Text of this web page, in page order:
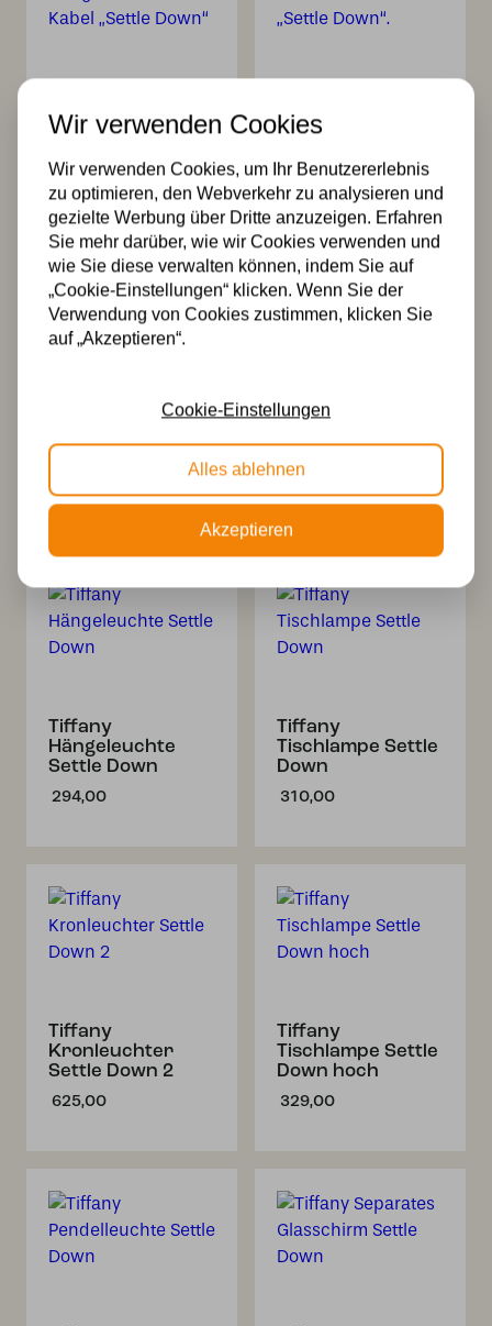
Hängeleuchte am
Kabel „Settle
Down“
294,00
Deckenleuchte
„Settle Down“.
321,00
Deckenleuchte
308,00
3 x Tiffany Settle
Down auf
Deckenbalken
932,00
Tiffany
Hängeleuchte
Settle Down
294,00
Tiffany
Tischlampe Settle
Down
310,00
Tiffany
Kronleuchter
Settle Down 2
625,00
Tiffany
Tischlampe Settle
Down hoch
329,00
Wir verwenden Cookies
Wir verwenden Cookies, um Ihr Benutzererlebnis
zu optimieren, den Webverkehr zu analysieren und
gezielte Werbung über Dritte anzuzeigen. Erfahren
Sie mehr darüber, wie wir Cookies verwenden und
wie Sie diese verwalten können, indem Sie auf
„Cookie-Einstellungen“ klicken. Wenn Sie der
Verwendung von Cookies zustimmen, klicken Sie
auf „Akzeptieren“.
Cookie-Einstellungen
Alles ablehnen
Akzeptieren